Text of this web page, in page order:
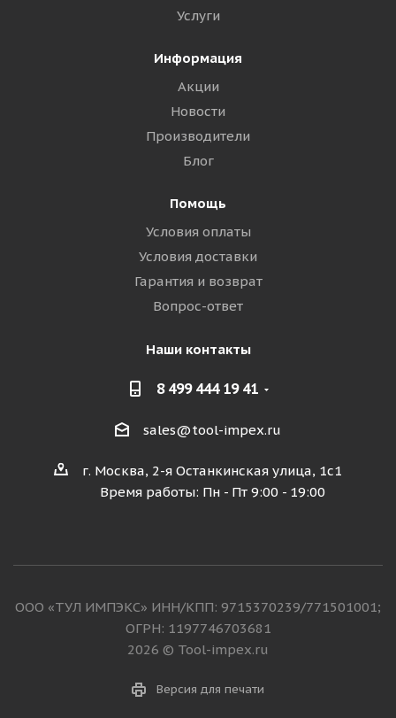
Услуги
Информация
Акции
Новости
Производители
Блог
Помощь
Условия оплаты
Условия доставки
Гарантия и возврат
Вопрос-ответ
Наши контакты
8 499 444 19 41
sales@tool-impex.ru
г. Москва, 2-я Останкинская улица, 1с1
Время работы: Пн - Пт 9:00 - 19:00
ООО «ТУЛ ИМПЭКС» ИНН/КПП: 9715370239/771501001;
ОГРН: 1197746703681
2026 © Tool-impex.ru
Версия для печати